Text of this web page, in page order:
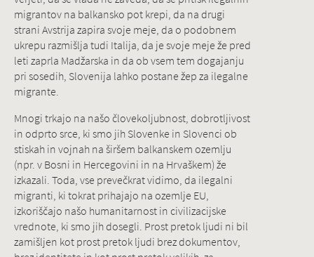
migrantov na balkansko pot krepi, da na drugi
strani Avstrija zapira svoje meje, da o podobnem
ukrepu razmišlja tudi Italija, da je svoje meje že pred
leti zaprla Madžarska in da ob vsem tem dogajanju
pri sosedih, Slovenija lahko postane žep za ilegalne
migrante.
Mnogi trkajo na našo človekoljubnost, dobrotljivost
in odprto srce, ki smo jih Slovenke in Slovenci ob
stiskah in vojnah na širšem balkanskem ozemlju
(npr. v Bosni in Hercegovini in na Hrvaškem) že
izkazali. Toda, vse prevečkrat vidimo, da ilegalni
migranti, ki tokrat prihajajo na ozemlje EU,
izkoriščajo našo humanitarnost in civilizacijske
vrednote, ki smo jih dosegli. Prost pretok ljudi ni bil
zamišljen kot prost pretok ljudi brez dokumentov,